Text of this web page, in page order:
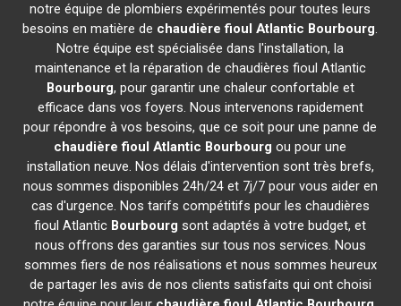
notre équipe de plombiers expérimentés pour toutes leurs
besoins en matière de chaudière fioul Atlantic Bourbourg.
Notre équipe est spécialisée dans l'installation, la
maintenance et la réparation de chaudières fioul Atlantic
Bourbourg, pour garantir une chaleur confortable et
efficace dans vos foyers. Nous intervenons rapidement
pour répondre à vos besoins, que ce soit pour une panne de
chaudière fioul Atlantic Bourbourg ou pour une
installation neuve. Nos délais d'intervention sont très brefs,
nous sommes disponibles 24h/24 et 7j/7 pour vous aider en
cas d'urgence. Nos tarifs compétitifs pour les chaudières
fioul Atlantic Bourbourg sont adaptés à votre budget, et
nous offrons des garanties sur tous nos services. Nous
sommes fiers de nos réalisations et nous sommes heureux
de partager les avis de nos clients satisfaits qui ont choisi